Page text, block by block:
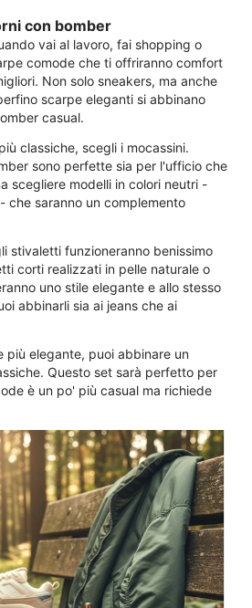
con bomber
vai al lavoro, fai shopping o
comode che ti offriranno comfort
Non solo sneakers, ma anche
scarpe eleganti si abbinano
casual.
classiche, scegli i mocassini.
sono perfette sia per l'ufficio che
scegliere modelli in colori neutri -
che saranno un complemento
stivaletti funzioneranno benissimo
corti realizzati in pelle naturale o
uno stile elegante e allo stesso
abbinarli sia ai jeans che ai
più elegante, puoi abbinare un
Questo set sarà perfetto per
è un po' più casual ma richiede